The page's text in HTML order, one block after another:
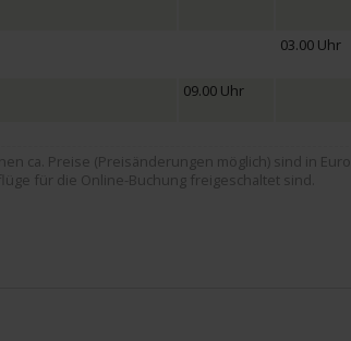
03.00 Uhr
09.00 Uhr
ca. Preise (Preisänderungen möglich) sind in Euro
für die Online-Buchung freigeschaltet sind.